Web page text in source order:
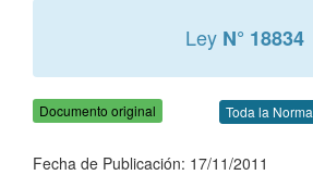
Ley N° 18834
Documento original Toda la Norma
Fecha de Publicación: 17/11/2011